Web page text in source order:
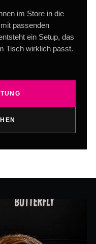
im Store in die
passenden
ein Setup, das
Tisch wirklich passt.